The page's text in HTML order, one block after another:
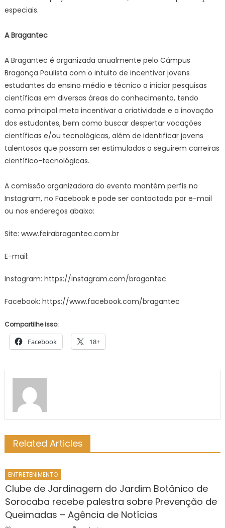
especiais.
A Bragantec
A Bragantec é organizada anualmente pelo Câmpus
Bragança Paulista com o intuito de incentivar jovens
estudantes do ensino médio e técnico a iniciar pesquisas
científicas em diversas áreas do conhecimento, tendo
como principal meta incentivar a criatividade e a inovação
dos estudantes, bem como buscar despertar vocações
científicas e/ou tecnológicas, além de identificar jovens
talentosos que possam ser estimulados a seguirem carreiras
científico-tecnológicas.
A comissão organizadora do evento mantém perfis no
Instagram, no Facebook e pode ser contactada por e-mail
ou nos endereços abaixo:
Site: www.feirabragantec.com.br
E-mail:
Instagram: https://instagram.com/bragantec
Facebook: https://www.facebook.com/bragantec
Compartilhe isso:
Facebook 18+
Related Articles
ENTRETENIMENTO
Clube de Jardinagem do Jardim Botânico de
Sorocaba recebe palestra sobre Prevenção de
Queimadas – Agência de Notícias